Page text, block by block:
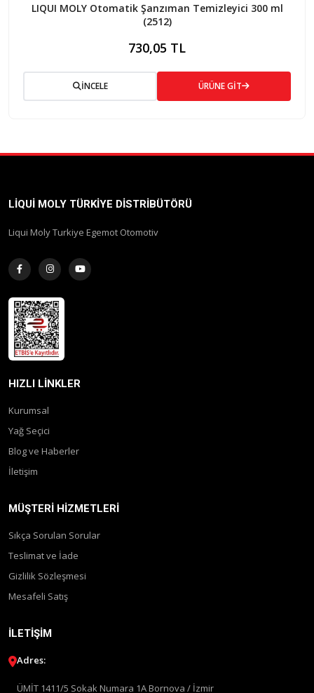
LIQUI MOLY Otomatik Şanzıman Temizleyici 300 ml
(2512)
730,05 TL
İNCELE ÜRÜNE GİT
LIQUI MOLY TÜRKIYE DISTRIBÜTÖRÜ
Liqui Moly Turkiye Egemot Otomotiv
HIZLI LINKLER
Kurumsal
Yağ Seçici
Blog ve Haberler
İletişim
MÜŞTERI HIZMETLERI
Sıkça Sorulan Sorular
Teslimat ve İade
Gizlilik Sözleşmesi
Mesafeli Satış
İLETIŞIM
Adres:
ÜMİT 1411/5 Sokak Numara 1A Bornova / İzmir